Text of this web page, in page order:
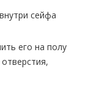
сейфа
его на полу